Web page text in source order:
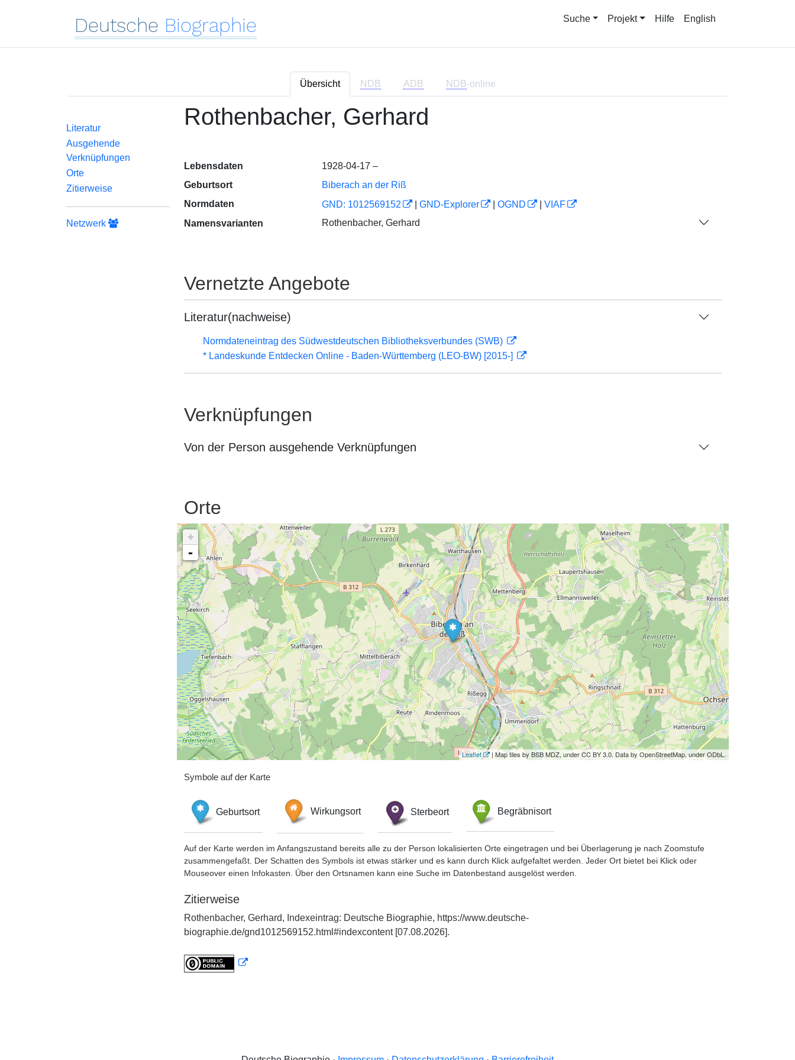
Deutsche Biographie Suche Projekt Hilfe English
Übersicht NDB ADB NDB-online
Literatur
Ausgehende
Verknüpfungen
Orte
Zitierweise
Netzwerk
Rothenbacher, Gerhard
Lebensdaten
1928-04-17 –
Geburtsort
Biberach an der Riß
Normdaten
GND: 1012569152 GND-Explorer OGND
VIAF
Namensvarianten
Rothenbacher, Gerhard
Vernetzte Angebote
Literatur(nachweise)
Normdateneintrag des Südwestdeutschen Bibliotheksverbundes (SWB)
* Landeskunde Entdecken Online - Baden-Württemberg (LEO-BW) [2015-]
Verknüpfungen
Von der Person ausgehende Verknüpfungen
Orte
+
-
Leaflet | Map tiles by BSB MDZ, under CC BY 3.0. Data by OpenStreetMap, under ODbL.
Symbole auf der Karte
Geburtsort Wirkungsort Sterbeort Begräbnisort
Auf der Karte werden im Anfangszustand bereits alle zu der Person lokalisierten Orte eingetragen und bei Überlagerung je nach Zoomstufe
zusammengefaßt. Der Schatten des Symbols ist etwas stärker und es kann durch Klick aufgefaltet werden. Jeder Ort bietet bei Klick oder
Mouseover einen Infokasten. Über den Ortsnamen kann eine Suche im Datenbestand ausgelöst werden.
Zitierweise
Rothenbacher, Gerhard, Indexeintrag: Deutsche Biographie, https://www.deutsche-
biographie.de/gnd1012569152.html#indexcontent [07.08.2026].